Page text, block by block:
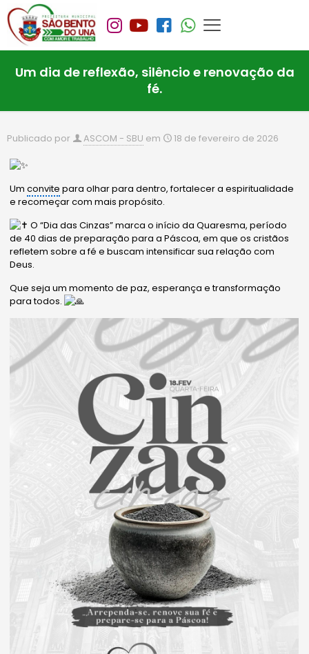
Um dia de reflexão, silêncio e renovação da
fé.
Publicado por ASCOM - SBU em 18 de fevereiro de 2026
Umconvite para olhar para dentro, fortalecer a espiritualidade
e recomeçar com mais propósito.
O “Dia das Cinzas” marca o início da Quaresma, período
de 40 dias de preparação para a Páscoa, em que os cristãos
refletem sobre a fé e buscam intensificar sua relação com
Deus.
Que seja um momento de paz, esperança e transformação
para todos.